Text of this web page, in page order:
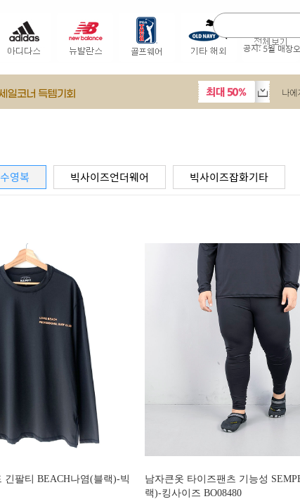
공지:5월 매장
영복 빅사이즈언더웨어 빅사이즈잡화기타
긴팔티 BEACH나염(블랙)-빅
남자큰옷 타이즈팬츠 기능성
랙)-킹사이즈 BO08480